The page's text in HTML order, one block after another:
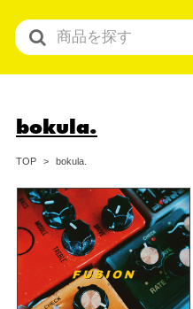
bokula.
TOP bokula.